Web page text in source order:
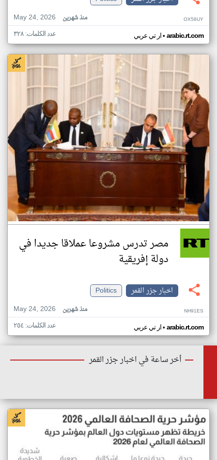
May 24, 2026
منذ شهرين OX58UY
ار تي عربي• arabic.rt.com عدد الكلمات: ٣٢٨
مصر تدرس مشروعا عملاقا جديدا في
دولة إفريقية
اخبار جزر القمر
Politics
May 24, 2026
منذ شهرين NH91ES
ار تي عربي• arabic.rt.com عدد الكلمات: ٢٥٤
أخر ساعة في اخبار جزر القمر